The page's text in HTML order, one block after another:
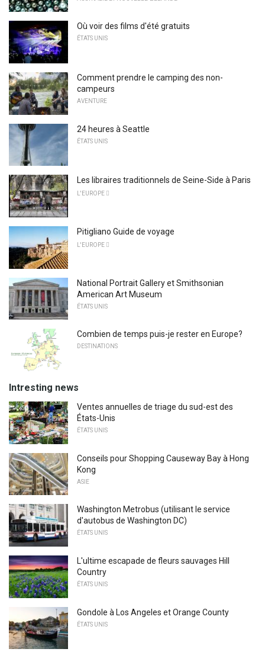
Où voir des films d'été gratuits
ÉTATS UNIS
Comment prendre le camping des non-
campeurs
AVENTURE
24 heures à Seattle
ÉTATS UNIS
Les libraires traditionnels de Seine-Side à Paris
L'EUROPE 
Pitigliano Guide de voyage
L'EUROPE 
National Portrait Gallery et Smithsonian
American Art Museum
ÉTATS UNIS
Combien de temps puis-je rester en Europe?
DESTINATIONS
Intresting news
Ventes annuelles de triage du sud-est des
États-Unis
ÉTATS UNIS
Conseils pour Shopping Causeway Bay à Hong
Kong
ASIE
Washington Metrobus (utilisant le service
d'autobus de Washington DC)
ÉTATS UNIS
L'ultime escapade de fleurs sauvages Hill
Country
ÉTATS UNIS
Gondole à Los Angeles et Orange County
ÉTATS UNIS